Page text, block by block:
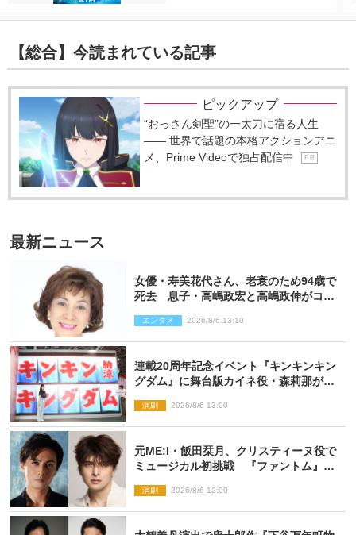
【総合】今読まれている記事
ピックアップ
“おっさん剣聖”の一太刀に宿る人生
―― 世界で話題の本格アクションアニ
メ、Prime Videoで独占配信中
P R
最新ニュース
女優・寿美花代さん、老衰のため94歳で
死去 息子・高嶋政宏と高嶋政伸がコメ
優しい母でした」
エンタメ 2026/8/6 13:10
連載20周年記念イベント『キンキンキン
グダム』に舞台版カイネ役・森莉那が潜
演劇 2026/8/6 13:00
元ME:I・飯田栞月、クリスティーヌ役で
ミュージカル初挑戦 『ファントム』
演劇 2026/8/6 12:00